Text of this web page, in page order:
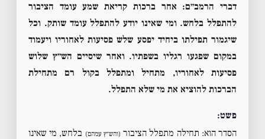
דברי הרמב״ם: אחר ברכות קריאת שמע עומד הציבור
להתפלל בלחש. ומי שאינו יודע להתפלל עומד שותק. וכל
שיגמור תפילתו ביחיד יפסע שלש פסיעות לאחוריו ויעמוד
במקום שפגעו רגליו בשפתיו. ואחר שיסיים הש״ץ שלוש
פסיעות לאחוריו, מתחיל ומתפלל בקול רם מתחילת
הברכות להוציא את מי שלא התפלל.
פשט:
הסדר הוא: תחילה מתפלל הציבור (והש״ץ עמהם) בלחש, מי שאינו